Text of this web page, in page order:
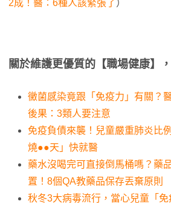
2成！醫：6種人該緊張了）
關於維護更優質的【職場健康】
黴菌感染竟跟「免疫力」有關？
後果：3類人要注意
免疫負債來襲！兒童嚴重肺炎比
燒●●天」快就醫
藥水沒喝完可直接倒馬桶嗎？藥
置！8個QA教藥品保存丟棄原則
秋冬3大病毒流行，當心兒童「